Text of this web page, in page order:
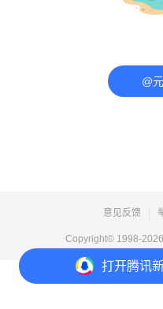
打开腾讯
@
意见反馈
Copyright© 1998-2026